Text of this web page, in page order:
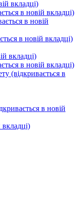
вкладці)
в новій вкладці)
в новій
в новій вкладці)
вкладці)
в новій вкладці)
(відкривається в
в новій
вкладці)